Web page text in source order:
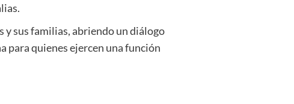
y sus familias, abriendo un diálogo
para quienes ejercen una función